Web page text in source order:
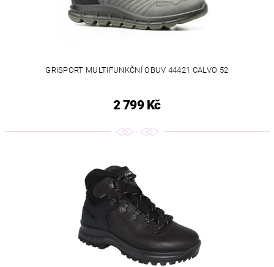
GRISPORT MULTIFUNKČNÍ OBUV 44421 CALVO 52
2 799 Kč